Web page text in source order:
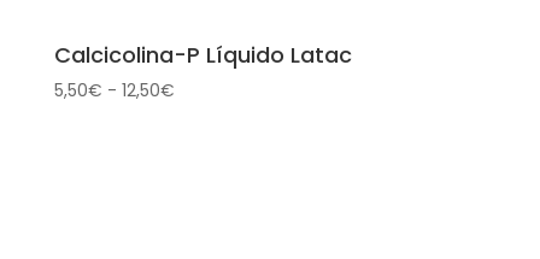
Calcicolina-P Líquido Latac
5,50€ - 12,50€Rango